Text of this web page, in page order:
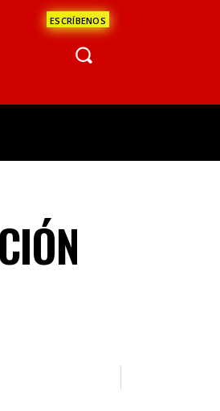
ESCRÍBENOS
| GUADALAJARA 1510 AM | LA PAZ